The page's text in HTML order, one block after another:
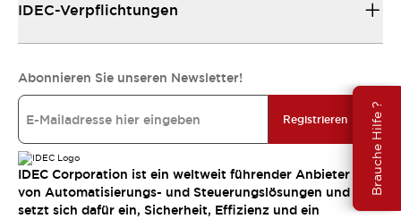
Brauche Hilfe ?
IDEC-Verpflichtungen
Abonnieren Sie unseren Newsletter!
Registrieren
IDEC Corporation ist ein weltweit führender Anbieter
von Automatisierungs- und Steuerungslösungen und
setzt sich dafür ein, Sicherheit, Effizienz und ein